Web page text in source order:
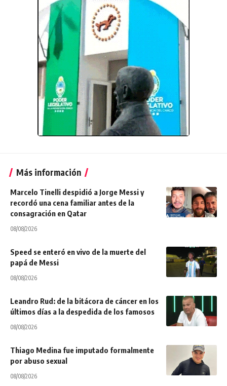
Más información
Marcelo Tinelli despidió a Jorge Messi y
recordó una cena familiar antes de la
consagración en Qatar
08/08/2026
Speed se enteró en vivo de la muerte del
papá de Messi
08/08/2026
Leandro Rud: de la bitácora de cáncer en los
últimos días a la despedida de los famosos
08/08/2026
Thiago Medina fue imputado formalmente
por abuso sexual
08/08/2026